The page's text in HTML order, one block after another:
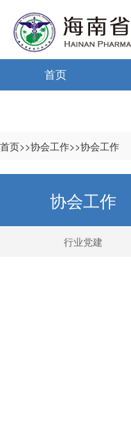
首页
首页>>协会工作>>协会工作
协会工作
行业党建